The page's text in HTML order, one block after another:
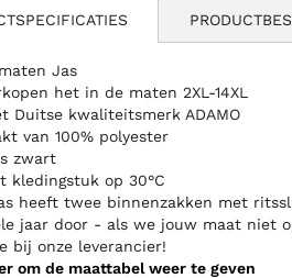
Jas
het in de maten 2XL-14XL
Duitse kwaliteitsmerk ADAMO
van 100% polyester
zwart
kledingstuk op 30°C
heeft twee binnenzakken met
jaar door - als we jouw maat niet
bij onze leverancier!
om de maattabel weer te geven